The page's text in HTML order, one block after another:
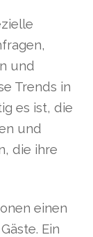
und
Trends in
es ist, die
und
die ihre
einen
Ein